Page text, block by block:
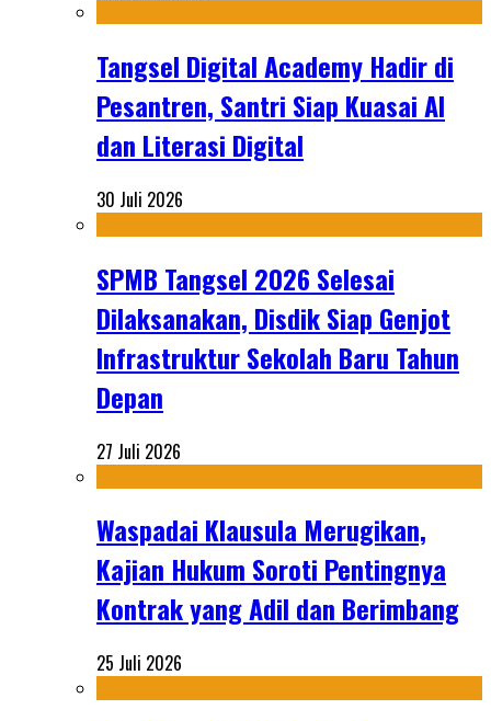
Tangsel Digital Academy Hadir di
Pesantren, Santri Siap Kuasai AI
dan Literasi Digital
30 Juli 2026
SPMB Tangsel 2026 Selesai
Dilaksanakan, Disdik Siap Genjot
Infrastruktur Sekolah Baru Tahun
Depan
27 Juli 2026
Waspadai Klausula Merugikan,
Kajian Hukum Soroti Pentingnya
Kontrak yang Adil dan Berimbang
25 Juli 2026